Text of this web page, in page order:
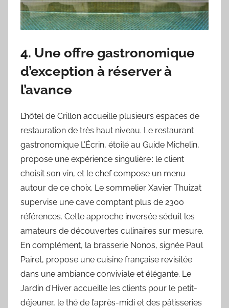
4. Une offre gastronomique
d’exception à réserver à
l’avance
L’hôtel de Crillon accueille plusieurs espaces de
restauration de très haut niveau. Le restaurant
gastronomique L’Écrin, étoilé au Guide Michelin,
propose une expérience singulière : le client
choisit son vin, et le chef compose un menu
autour de ce choix. Le sommelier Xavier Thuizat
supervise une cave comptant plus de 2300
références. Cette approche inversée séduit les
amateurs de découvertes culinaires sur mesure.
En complément, la brasserie Nonos, signée Paul
Pairet, propose une cuisine française revisitée
dans une ambiance conviviale et élégante. Le
Jardin d’Hiver accueille les clients pour le petit-
déjeuner, le thé de l’après-midi et des pâtisseries